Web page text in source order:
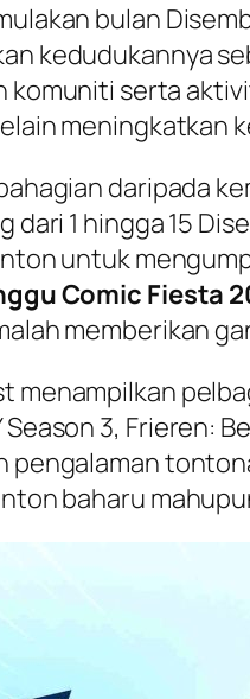
bulan
kedudukannya
komuniti serta
meningkatkan
daripada
dari 1 hingga 15
untuk
Comic Fiesta
memberikan
menampilkan
Season 3, Frieren:
pengalaman
baharu